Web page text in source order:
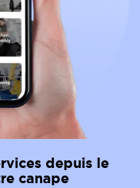
depuis le
canape